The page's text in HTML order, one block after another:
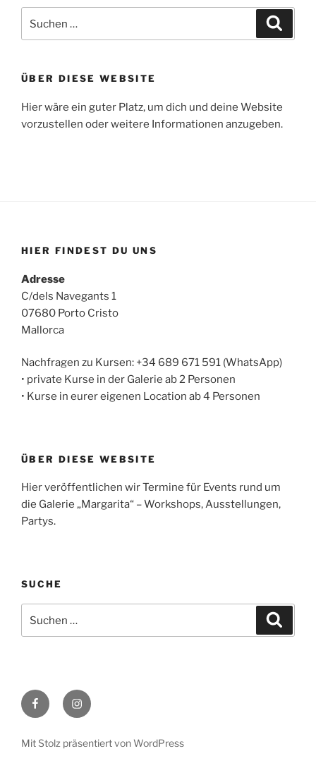
nach:
ÜBER DIESE WEBSITE
Hier wäre ein guter Platz, um dich und deine Website
vorzustellen oder weitere Informationen anzugeben.
HIER FINDEST DU UNS
Adresse
C/dels Navegants 1
07680 Porto Cristo
Mallorca
Nachfragen zu Kursen: +34 689 671 591 (WhatsApp)
• private Kurse in der Galerie ab 2 Personen
• Kurse in eurer eigenen Location ab 4 Personen
ÜBER DIESE WEBSITE
Hier veröffentlichen wir Termine für Events rund um
die Galerie „Margarita“ – Workshops, Ausstellungen,
Partys.
SUCHE
nach:
FacebookInstagram
Mit Stolz präsentiert von WordPress